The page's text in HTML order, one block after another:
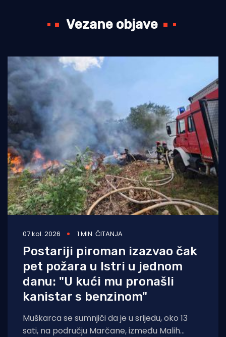
Vezane objave
07 kol. 2026 1 MIN. ČITANJA
Postariji piroman izazvao čak
pet požara u Istri u jednom
danu: "U kući mu pronašli
kanistar s benzinom"
Muškarca se sumnjiči da je u srijedu, oko 13
sati, na području Marčane, između Malih